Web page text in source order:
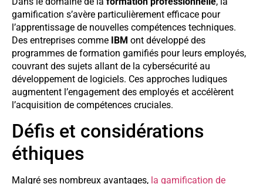
gamification s’avère particulièrement efficace pour
l’apprentissage de nouvelles compétences techniques.
Des entreprises comme IBM ont développé des
programmes de formation gamifiés pour leurs employés,
couvrant des sujets allant de la cybersécurité au
développement de logiciels. Ces approches ludiques
augmentent l’engagement des employés et accélèrent
l’acquisition de compétences cruciales.
Défis et considérations
éthiques
Malgré ses nombreux avantages, la gamification de